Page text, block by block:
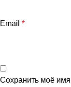
Email *
Сохранить моё